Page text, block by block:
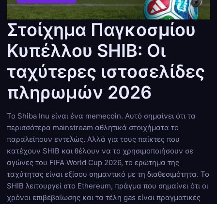
Στοίχημα Παγκοσμίου
Κυπέλλου SHIB: Οι
ταχύτερες ιστοσελίδες
πληρωμών 2026
Το Shiba Inu είναι ένα memecoin. Αυτό σημαίνει ότι τα
περισσότερα mainstream αθλητικά στοιχήματα το
παραλείπουν εντελώς. Αλλά για τους παίκτες που
κατέχουν SHIB και θέλουν να το χρησιμοποιήσουν σε
αγώνες του FIFA World Cup 2026, το ερώτημα της
ταχύτητας είναι εξίσου σημαντικό με τη διαθεσιμότητα. Το
SHIB λειτουργεί στο Ethereum, πράγμα που σημαίνει ότι οι
χρόνοι επιβεβαίωσης και τα τέλη gas είναι πραγματικές